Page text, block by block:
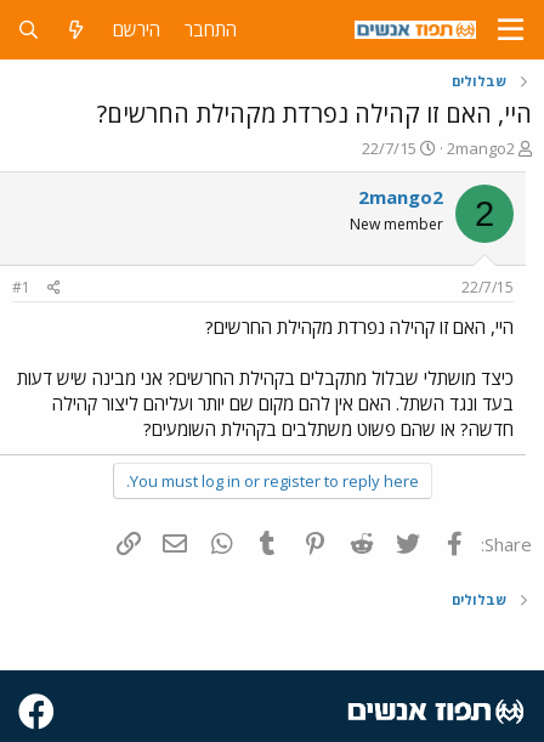
התחבר הירשם
שבלולים
היי, האם זו קהילה נפרדת מקהילת החרשים?
פ
ו
ת
ח
ה
ש
א
2mango2
פ
ו
ר
ס
ם
ר
22/7/15
2
2mango2
New member
22/7/15
#1
היי, האם זו קהילה נפרדת מקהילת החרשים?
כיצד מושתלי שבלול מתקבלים בקהילת החרשים? אני מבינה שיש דעות
בעד ונגד השתל. האם אין להם מקום שם יותר ועליהם ליצור קהילה
חדשה? או שהם פשוט משתלבים בקהילת השומעים?
You must log in or register to reply here.
Share: פייסבוק Twitter
Reddit
Pinterest
Tumblr
WhatsAppדואר אלקטרוני
שבלולים